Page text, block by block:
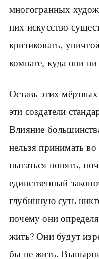
многогранных
них искусство
критиковать,
комнате, куда они
Оставь этих
эти создатели
Влияние
нельзя принимать
пытаться понять,
единственный
глубинную суть
почему они
жить? Они будут
бы не жить. Вынырни